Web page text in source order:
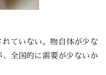
ていない。物自体が少な
全国的に需要が少ないか